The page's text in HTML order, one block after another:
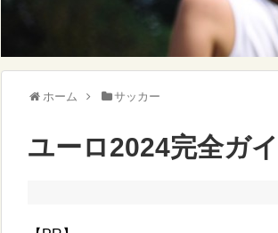
ホーム サッカー
ユーロ2024完全ガ